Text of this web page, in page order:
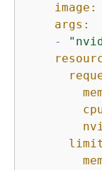
image:
args:
-